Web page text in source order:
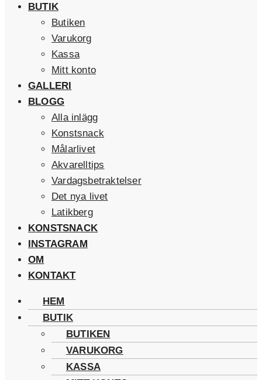
BUTIK
Butiken
Varukorg
Kassa
Mitt konto
GALLERI
BLOGG
Alla inlägg
Konstsnack
Målarlivet
Akvarelltips
Vardagsbetraktelser
Det nya livet
Latikberg
KONSTSNACK
INSTAGRAM
OM
KONTAKT
HEM
BUTIK
BUTIKEN
VARUKORG
KASSA